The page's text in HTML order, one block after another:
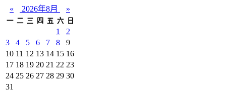
« 2026年8月 »
一 二 三 四 五 六 日
1
2
3
4 5 6 7 8
9
10 11 12 13 14 15 16
17 18 19 20 21 22 23
24 25 26 27 28 29 30
31